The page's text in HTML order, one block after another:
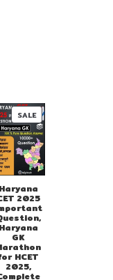
SALEPRODUCT
ON
SALE
Haryana
2025
Haryana
GK
HCET
2025,